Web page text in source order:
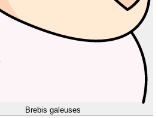
Brebis galeuses